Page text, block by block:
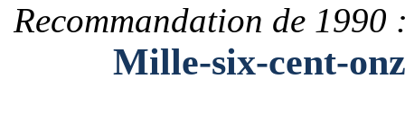
Recommandation de 1990
Mille-six-cent-